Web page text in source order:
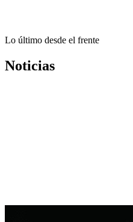
Lo último desde el frente
Noticias